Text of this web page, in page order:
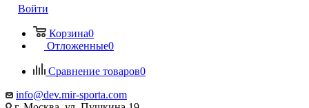
Войти
Корзина0
Отложенные0
Сравнение товаров0
info@dev.mir-sporta.com